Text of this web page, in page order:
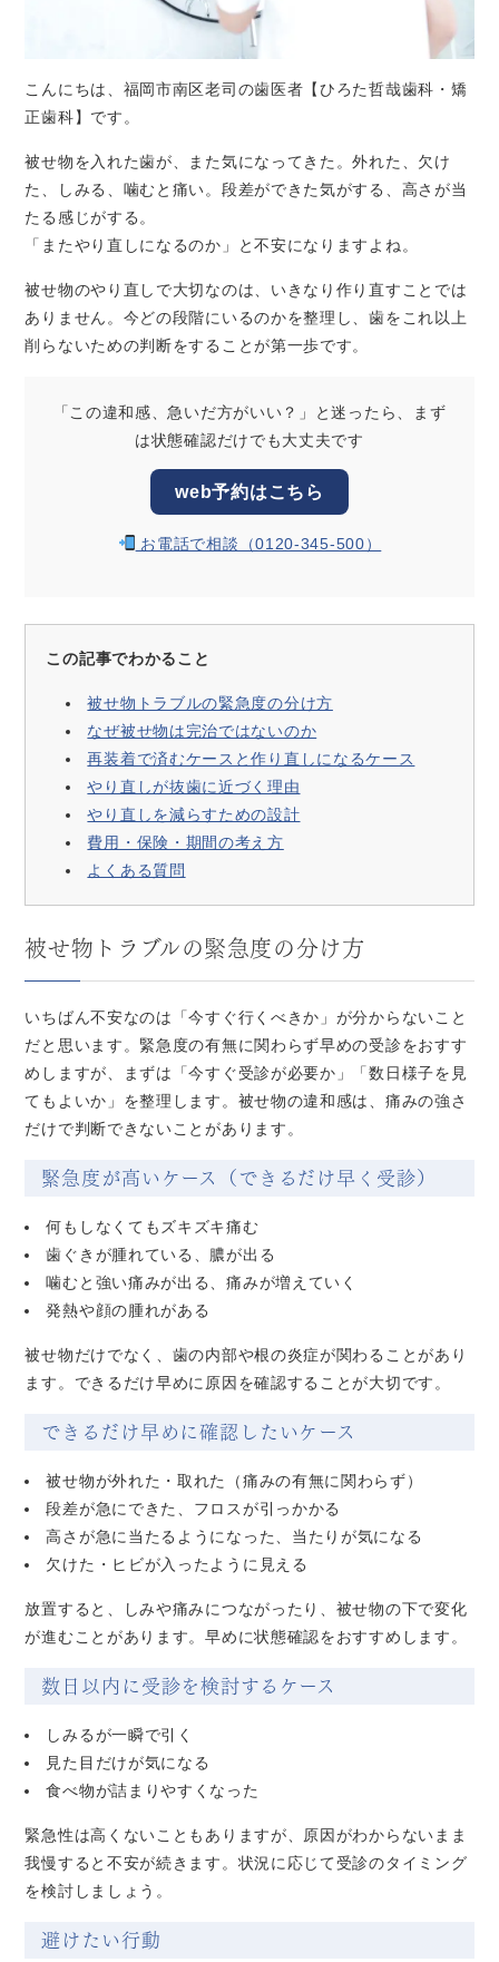
こんにちは、福岡市南区老司の歯医者【ひろた哲哉歯科・矯
正歯科】です。
被せ物を入れた歯が、また気になってきた。外れた、欠け
た、しみる、噛むと痛い。段差ができた気がする、高さが当
たる感じがする。
「またやり直しになるのか」と不安になりますよね。
被せ物のやり直しで大切なのは、いきなり作り直すことでは
ありません。今どの段階にいるのかを整理し、歯をこれ以上
削らないための判断をすることが第一歩です。
「この違和感、急いだ方がいい？」と迷ったら、まず
は状態確認だけでも大丈夫です
web予約はこちら
お電話で相談（0120-345-500）
この記事でわかること
被せ物トラブルの緊急度の分け方
なぜ被せ物は完治ではないのか
再装着で済むケースと作り直しになるケース
やり直しが抜歯に近づく理由
やり直しを減らすための設計
費用・保険・期間の考え方
よくある質問
被せ物トラブルの緊急度の分け方
いちばん不安なのは「今すぐ行くべきか」が分からないこと
だと思います。緊急度の有無に関わらず早めの受診をおすす
めしますが、まずは「今すぐ受診が必要か」「数日様子を見
てもよいか」を整理します。被せ物の違和感は、痛みの強さ
だけで判断できないことがあります。
緊急度が高いケース（できるだけ早く受診）
何もしなくてもズキズキ痛む
歯ぐきが腫れている、膿が出る
噛むと強い痛みが出る、痛みが増えていく
発熱や顔の腫れがある
被せ物だけでなく、歯の内部や根の炎症が関わることがあり
ます。できるだけ早めに原因を確認することが大切です。
できるだけ早めに確認したいケース
被せ物が外れた・取れた（痛みの有無に関わらず）
段差が急にできた、フロスが引っかかる
高さが急に当たるようになった、当たりが気になる
欠けた・ヒビが入ったように見える
放置すると、しみや痛みにつながったり、被せ物の下で変化
が進むことがあります。早めに状態確認をおすすめします。
数日以内に受診を検討するケース
しみるが一瞬で引く
見た目だけが気になる
食べ物が詰まりやすくなった
緊急性は高くないこともありますが、原因がわからないまま
我慢すると不安が続きます。状況に応じて受診のタイミング
を検討しましょう。
避けたい行動